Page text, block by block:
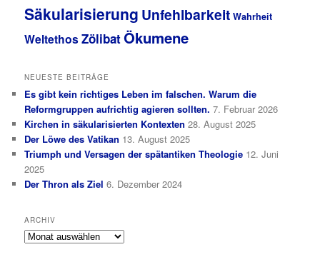
Säkularisierung Unfehlbarkeit Wahrheit
WeltethosZölibatÖkumene
NEUESTE BEITRÄGE
Es gibt kein richtiges Leben im falschen. Warum die
Reformgruppen aufrichtig agieren sollten. 7. Februar 2026
Kirchen in säkularisierten Kontexten 28. August 2025
Der Löwe des Vatikan 13. August 2025
Triumph und Versagen der spätantiken Theologie 12. Juni
2025
Der Thron als Ziel 6. Dezember 2024
ARCHIV
Archiv